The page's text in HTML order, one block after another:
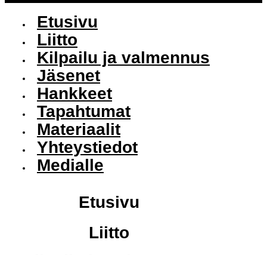
Etusivu
Liitto
Kilpailu ja valmennus
Jäsenet
Hankkeet
Tapahtumat
Materiaalit
Yhteystiedot
Medialle
Etusivu
Liitto